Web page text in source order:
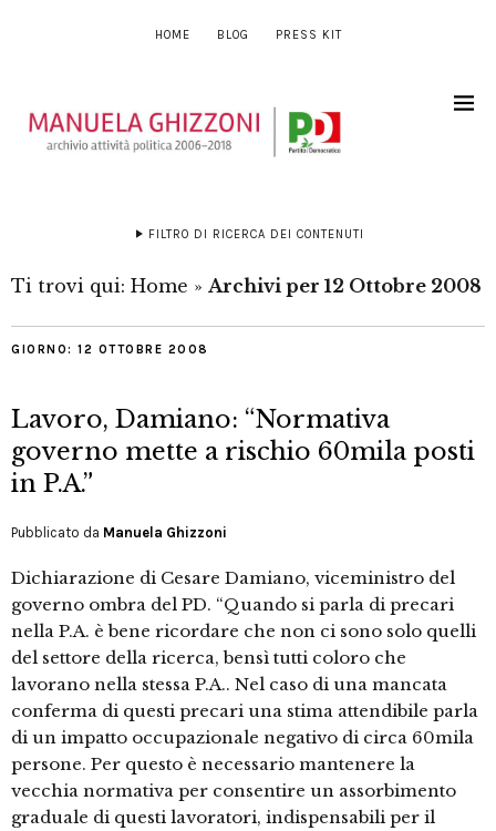
HOME BLOG PRESS KIT
FILTRO DI RICERCA DEI CONTENUTI
Ti trovi qui: Home » Archivi per 12 Ottobre 2008
GIORNO: 12 OTTOBRE 2008
Lavoro, Damiano: “Normativa
governo mette a rischio 60mila posti
in P.A.”
Pubblicato da Manuela Ghizzoni
Dichiarazione di Cesare Damiano, viceministro del
governo ombra del PD. “Quando si parla di precari
nella P.A. è bene ricordare che non ci sono solo quelli
del settore della ricerca, bensì tutti coloro che
lavorano nella stessa P.A.. Nel caso di una mancata
conferma di questi precari una stima attendibile parla
di un impatto occupazionale negativo di circa 60mila
persone. Per questo è necessario mantenere la
vecchia normativa per consentire un assorbimento
graduale di questi lavoratori, indispensabili per il